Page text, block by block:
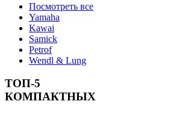
Посмотреть все
Yamaha
Kawai
Samick
Petrof
Wendl & Lung
ТОП-5
КОМПАКТНЫХ